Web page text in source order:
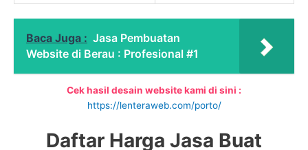
Baca Juga : Jasa Pembuatan
Website di Berau : Profesional #1
Cek hasil desain website kami di sini :
https://lenteraweb.com/porto/
Daftar Harga Jasa Buat